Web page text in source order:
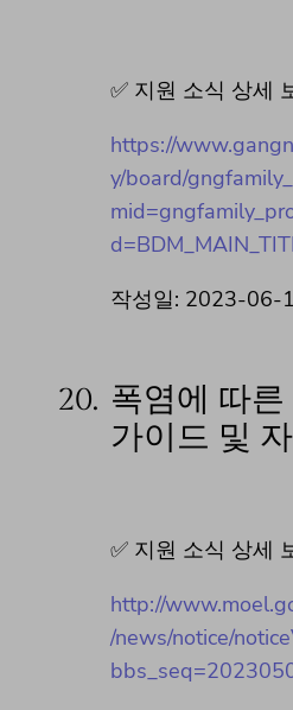
✅ 지원 소식 상세
https://
y/board/
작성일: 2023-06-
20. 폭염에 따
가이드 및
✅ 지원 소식 상세
http://
/news/notice/